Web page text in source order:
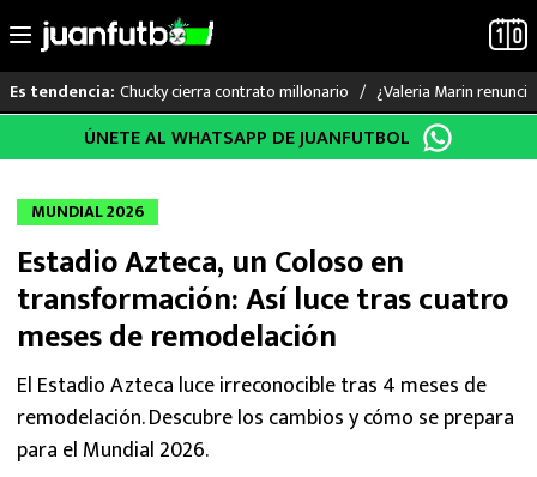
al
Es tendencia: Chucky cierra contrato millonario ¿Valeria Marin
LO ÚLTIMO
LIGA MX
RAYADOS
PUMAS
ATLANTE
SELECCIÓN MEXICANA
ÚNETE AL WHATSAPP DE JUANFUTBOL
MUNDIAL 2026
Estadio Azteca, un Coloso en
transformación: Así luce tras cuatro
meses de remodelación
El Estadio Azteca luce irreconocible tras 4 meses de
remodelación. Descubre los cambios y cómo se prepara
para el Mundial 2026.